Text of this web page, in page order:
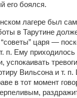
его боялся.
лагере был
в Тарутине
царя —
п. Ему приходилось
успокаивать тревоги
Вильсона и т. п.
в тот момент